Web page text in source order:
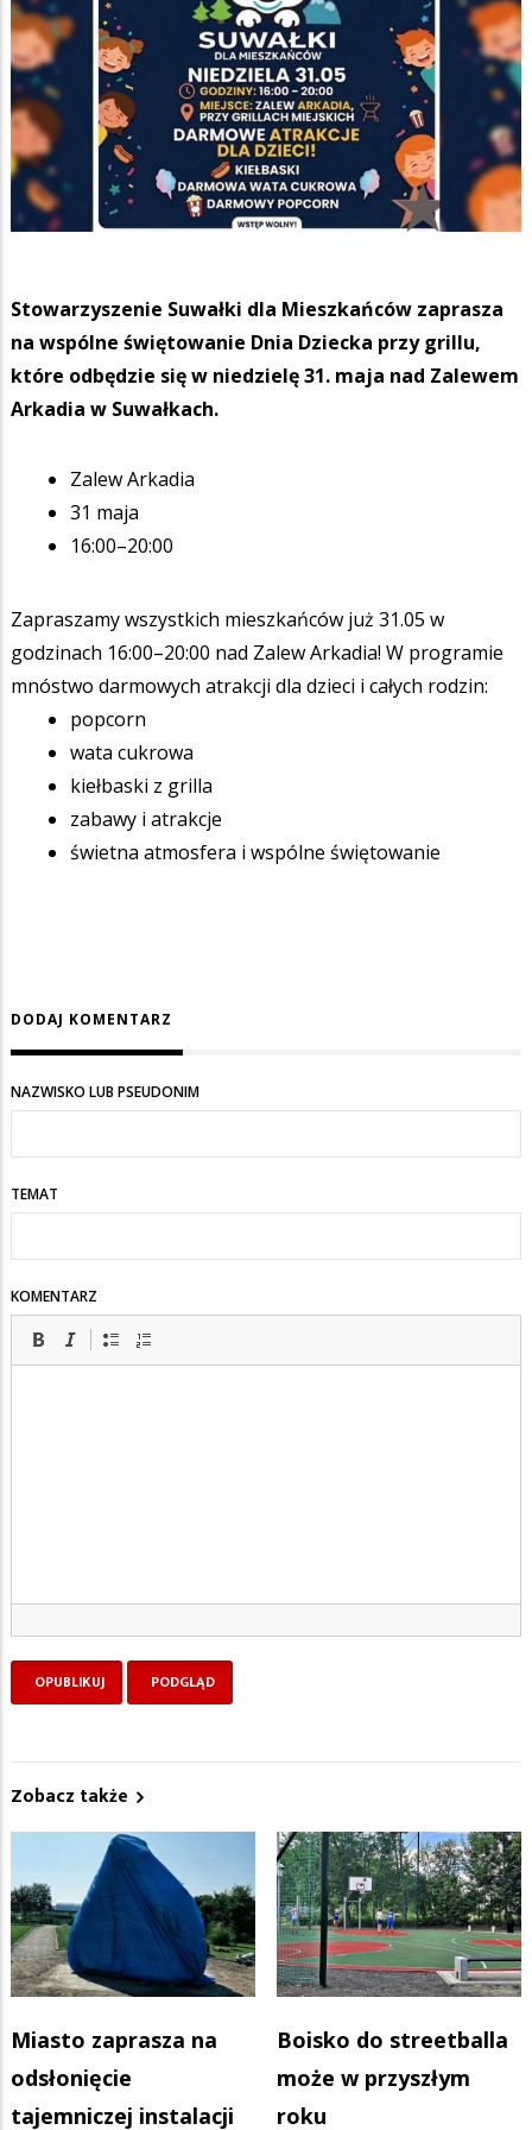
Stowarzyszenie Suwałki dla Mieszkańców zaprasza
na wspólne świętowanie Dnia Dziecka przy grillu,
które odbędzie się w niedzielę 31. maja nad Zalewem
Arkadia w Suwałkach.
Zalew Arkadia
31 maja
16:00–20:00
Zapraszamy wszystkich mieszkańców już 31.05 w
godzinach 16:00–20:00 nad Zalew Arkadia! W programie
mnóstwo darmowych atrakcji dla dzieci i całych rodzin:
popcorn
wata cukrowa
kiełbaski z grilla
zabawy i atrakcje
świetna atmosfera i wspólne świętowanie
DODAJ KOMENTARZ
NAZWISKO LUB PSEUDONIM
TEMAT
KOMENTARZ
Zobacz także
Miasto zaprasza na
odsłonięcie
tajemniczej instalacji
Boisko do streetballa
może w przyszłym
roku